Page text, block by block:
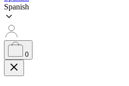
Spanish
0